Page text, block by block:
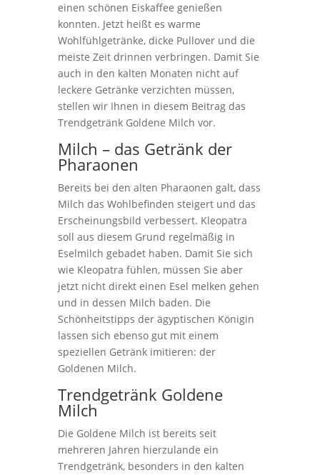
einen schönen Eiskaffee genießen
konnten. Jetzt heißt es warme
Wohlfühlgetränke, dicke Pullover und die
meiste Zeit drinnen verbringen. Damit Sie
auch in den kalten Monaten nicht auf
leckere Getränke verzichten müssen,
stellen wir Ihnen in diesem Beitrag das
Trendgetränk Goldene Milch vor.
Milch – das Getränk der
Pharaonen
Bereits bei den alten Pharaonen galt, dass
Milch das Wohlbefinden steigert und das
Erscheinungsbild verbessert. Kleopatra
soll aus diesem Grund regelmäßig in
Eselmilch gebadet haben. Damit Sie sich
wie Kleopatra fühlen, müssen Sie aber
jetzt nicht direkt einen Esel melken gehen
und in dessen Milch baden. Die
Schönheitstipps der ägyptischen Königin
lassen sich ebenso gut mit einem
speziellen Getränk imitieren: der
Goldenen Milch.
Trendgetränk Goldene
Milch
Die Goldene Milch ist bereits seit
mehreren Jahren hierzulande ein
Trendgetränk, besonders in den kalten